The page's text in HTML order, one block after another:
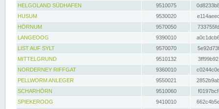
HELGOLAND SÜDHAFEN
9510075
HUSUM
9530020
HÖRNUM
9570050
LANGEOOG
9390010
LIST AUF SYLT
9570070
MITTELGRUND
9510132
NORDERNEY RIFFGAT
9360010
PELLWORM ANLEGER
9550021
SCHARHÖRN
9510060
SPIEKEROOG
9410010